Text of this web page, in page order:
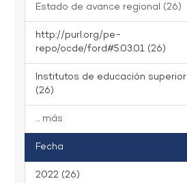
Estado de avance regional (26)
http://purl.org/pe-
repo/ocde/ford#5.03.01 (26)
Institutos de educación superior
(26)
... más
Fecha
2022 (26)